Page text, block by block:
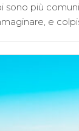
sono più
e